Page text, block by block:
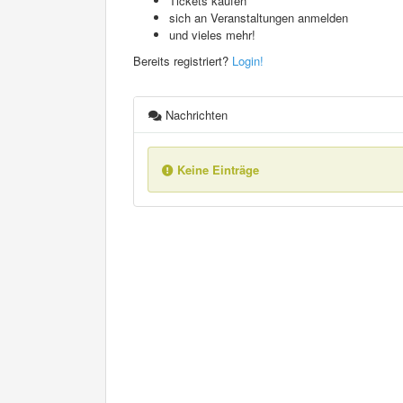
sich an Veranstaltungen anmelden
und vieles mehr!
Bereits registriert? Login!
Nachrichten
Keine Einträge